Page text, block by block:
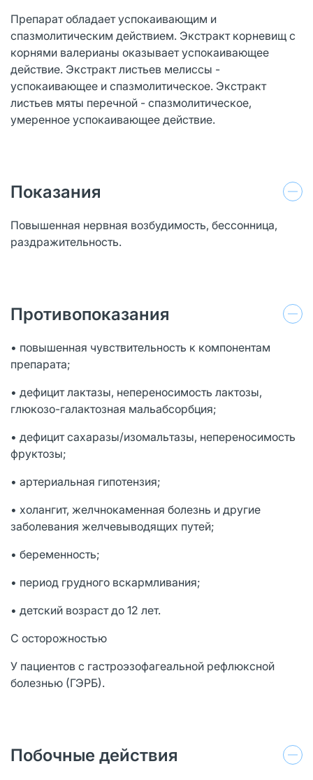
Препарат обладает успокаивающим и
спазмолитическим действием. Экстракт корневищ с
корнями валерианы оказывает успокаивающее
действие. Экстракт листьев мелиссы -
успокаивающее и спазмолитическое. Экстракт
листьев мяты перечной - спазмолитическое,
умеренное успокаивающее действие.
Показания
Повышенная нервная возбудимость, бессонница,
раздражительность.
Противопоказания
• повышенная чувствительность к компонентам
препарата;
• дефицит лактазы, непереносимость лактозы,
глюкозо-галактозная мальабсорбция;
• дефицит сахаразы/изомальтазы, непереносимость
фруктозы;
• артериальная гипотензия;
• холангит, желчнокаменная болезнь и другие
заболевания желчевыводящих путей;
• беременность;
• период грудного вскармливания;
• детский возраст до 12 лет.
С осторожностью
У пациентов с гастроэзофагеальной рефлюксной
болезнью (ГЭРБ).
Побочные действия